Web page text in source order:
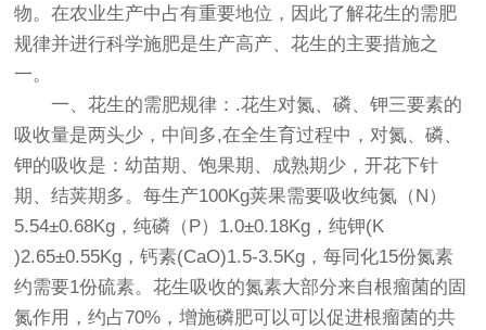
物。在农业生产中占有重要地位，因此了解花生的需肥
规律并进行科学施肥是生产高产、花生的主要措施之
一。
一、花生的需肥规律：.花生对氮、磷、钾三要素的
吸收量是两头少，中间多,在全生育过程中，对氮、磷、
钾的吸收是：幼苗期、饱果期、成熟期少，开花下针
期、结荚期多。每生产100Kg荚果需要吸收纯氮（N）
5.54±0.68Kg，纯磷（P）1.0±0.18Kg，纯钾(K
)2.65±0.55Kg，钙素(CaO)1.5-3.5Kg，每同化15份氮素
约需要1份硫素。花生吸收的氮素大部分来自根瘤菌的固
氮作用，约占70%，增施磷肥可以可以促进根瘤菌的共